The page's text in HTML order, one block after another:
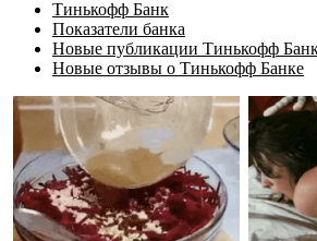
Тинькофф Банк
Показатели банка
Новые публикации Тинькофф
Новые отзывы о Тинькофф Банке